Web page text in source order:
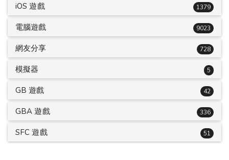
iOS 遊戲 1379
電腦遊戲 9023
網友分享 728
模擬器 5
GB 遊戲 42
GBA 遊戲 336
SFC 遊戲 51